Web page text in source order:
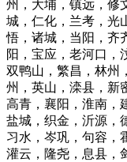
州，大埔，镇远，修
城，仁化，兰考，光
悟，诸城，当阳，齐
阳，宝应，老河口，
双鸭山，繁昌，林州
州，英山，滦县，新
高青，襄阳，淮南，
盐城，织金，沂源，
习水，岑巩，句容，
灌云，隆尧，息县，